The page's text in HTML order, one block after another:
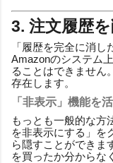
3. 注文履歴
「履歴を完全に消し
Amazonのシステム
ることはできません
存在します。
「非表示」機能を
もっとも一般的な方
を非表示にする」を
ら隠すことができま
を買ったか分からな